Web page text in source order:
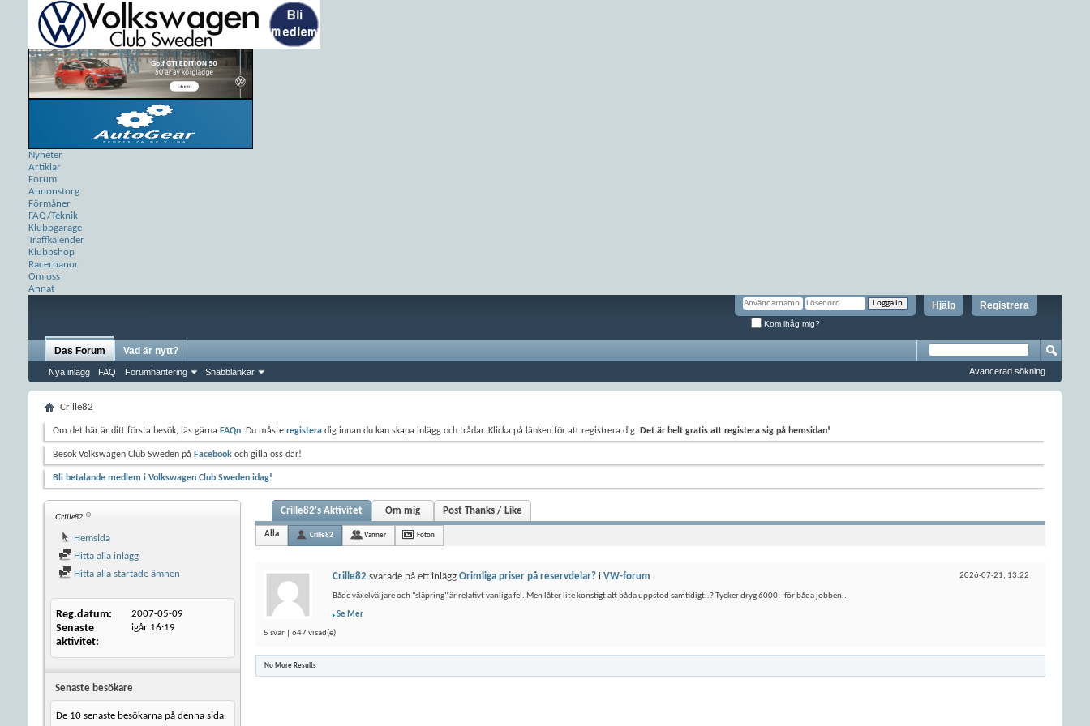
Nyheter
Artiklar
Forum
Annonstorg
Förmåner
FAQ/Teknik
Klubbgarage
Träffkalender
Klubbshop
Racerbanor
Om oss
Annat
Registrera
Hjälp
Kom ihåg mig?
Das Forum
Nya inlägg FAQ Forumhantering Snabblänkar
Vad är nytt?
Avancerad sökning
Crille82
Om det här är ditt första besök, läs gärna FAQn. Du måste registera dig innan du kan skapa inlägg och trådar. Klicka på länken för att registrera dig. Det är helt gratis att registera sig på hemsidan!
Besök Volkswagen Club Sweden på Facebook och gilla oss där!
Bli betalande medlem i Volkswagen Club Sweden idag!
Crille82
Hemsida
Hitta alla inlägg
Hitta alla startade ämnen
Reg.datum 2007-05-09
Senaste
aktivitet
igår 16:19
Senaste besökare
De 10 senaste besökarna på denna sida
Crille82's Aktivitet Om mig Post Thanks / Like
Alla Crille82 Vänner Foton
2026-07-21, 13:22
Crille82 svarade på ett inlägg Orimliga priser på reservdelar? i VW-forum
Både växelväljare och "släpring" är relativt vanliga fel. Men låter lite konstigt att båda uppstod samtidigt..? Tycker dryg 6000:- för båda jobben...
Se Mer
5 svar | 647 visad(e)
No More Results